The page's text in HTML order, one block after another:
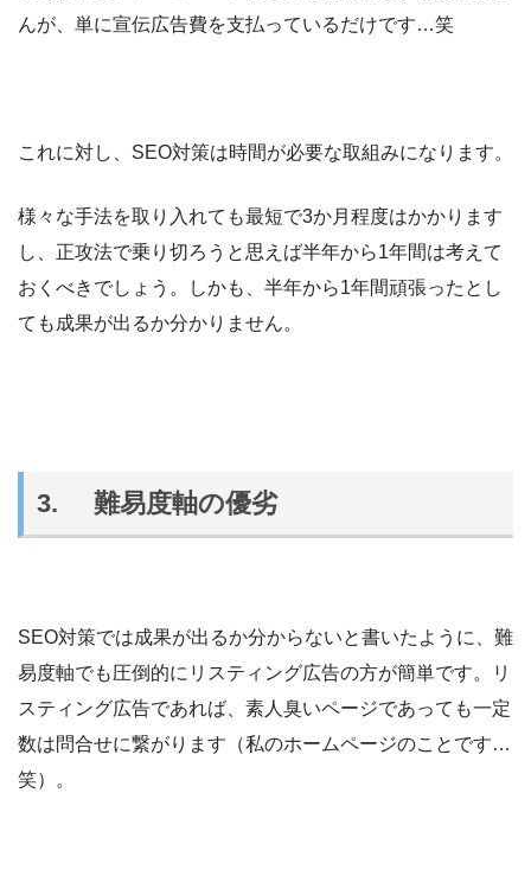
んが、単に宣伝広告費を支払っているだけです…笑
これに対し、SEO対策は時間が必要な取組みになります。
様々な手法を取り入れても最短で3か月程度はかかります
し、正攻法で乗り切ろうと思えば半年から1年間は考えて
おくべきでしょう。しかも、半年から1年間頑張ったとし
ても成果が出るか分かりません。
3. 難易度軸の優劣
SEO対策では成果が出るか分からないと書いたように、難
易度軸でも圧倒的にリスティング広告の方が簡単です。リ
スティング広告であれば、素人臭いページであっても一定
数は問合せに繋がります（私のホームページのことです…
笑）。